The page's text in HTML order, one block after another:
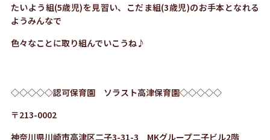
たいよう組(5歳児)を見習い、こだま組(3歳児)のお手本となれる
ようみんなで
色々なことに取り組んでいこうね♪
◇◇◇◇◇認可保育園 ソラスト高津保育園◇◇◇◇◇
〒213-0002
神奈川県川崎市高津区二子3-31-3 MKグループ二子ビル2階